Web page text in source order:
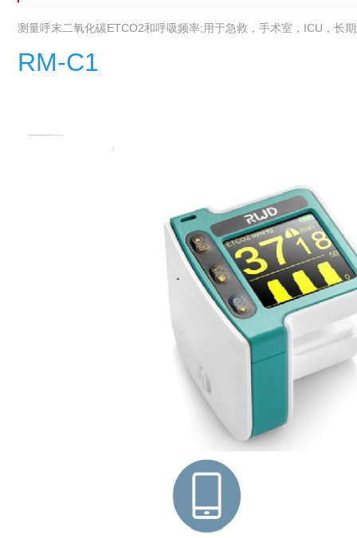
测量呼末二氧化碳ETCO2和呼吸频率;用于急救，手术室，ICU，长
RM-C1